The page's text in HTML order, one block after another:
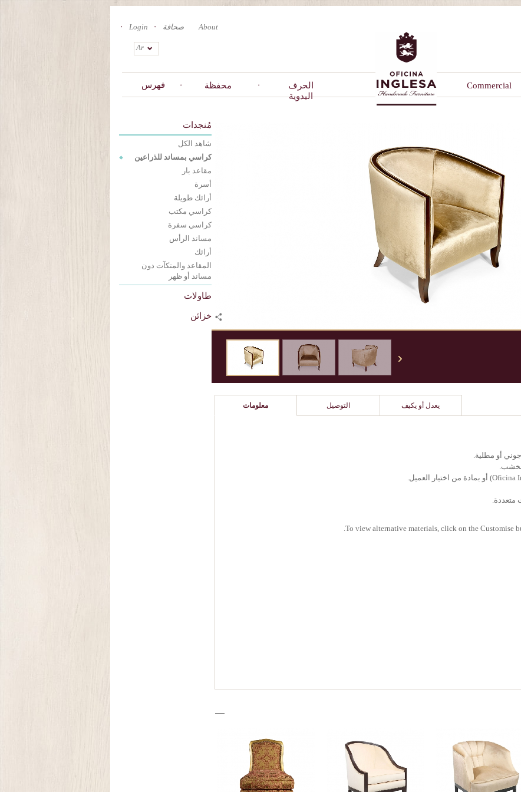
About صحافة Login
Ar
فهرس محفظة
الحرف
اليدوية
Commercial
مُنجدات
شاهد الكل
كراسي بمساند للذراعين
مقاعد بار
أسرة
أرائك طويلة
كراسي مكتب
كراسي سفرة
مساند الرأس
أرائك
المقاعد والمتكآت دون
مساند أو ظهر
طاولات
خزائن
معلومات التوصيل يعدل أو يكيف
أو مطلية.
متعددة.
To view alternative materials, click on the Customise